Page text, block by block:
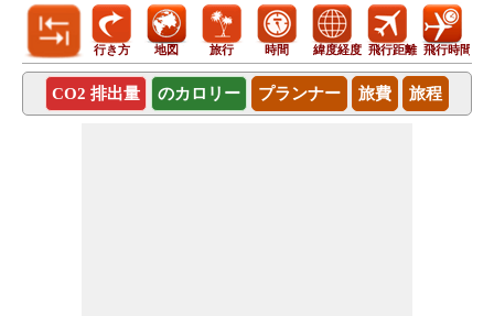
行き方 地図 旅行 時間 緯度経度 飛行距離 飛行時間
CO2 排出量 のカロリー プランナー 旅費 旅程